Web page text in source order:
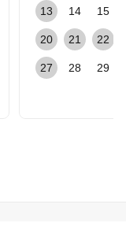
13 14 15
20 21 22
27 28 29